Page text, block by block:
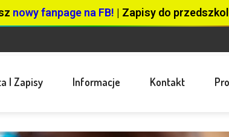
nowy fanpage na FB! | Zapisy do
I Zapisy Informacje Kontakt